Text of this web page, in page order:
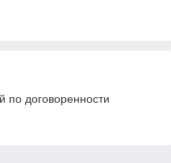
по договоренности